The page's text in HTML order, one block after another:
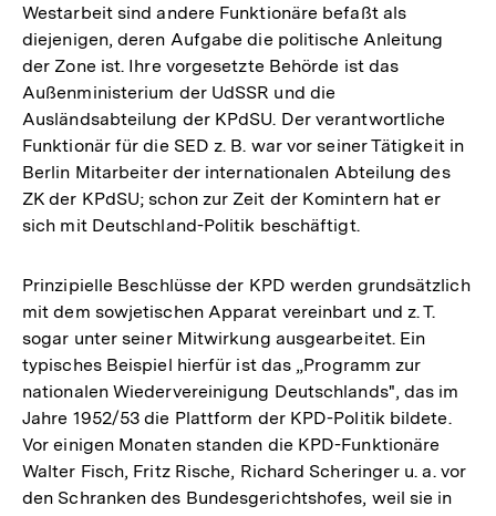
Westarbeit sind andere Funktionäre befaßt als
diejenigen, deren Aufgabe die politische Anleitung
der Zone ist. Ihre vorgesetzte Behörde ist das
Außenministerium der UdSSR und die
Ausländsabteilung der KPdSU. Der verantwortliche
Funktionär für die SED z. B. war vor seiner Tätigkeit in
Berlin Mitarbeiter der internationalen Abteilung des
ZK der KPdSU; schon zur Zeit der Komintern hat er
sich mit Deutschland-Politik beschäftigt.
Prinzipielle Beschlüsse der KPD werden grundsätzlich
mit dem sowjetischen Apparat vereinbart und z. T.
sogar unter seiner Mitwirkung ausgearbeitet. Ein
typisches Beispiel hierfür ist das „Programm zur
nationalen Wiedervereinigung Deutschlands", das im
Jahre 1952/53 die Plattform der KPD-Politik bildete.
Vor einigen Monaten standen die KPD-Funktionäre
Walter Fisch, Fritz Rische, Richard Scheringer u. a. vor
den Schranken des Bundesgerichtshofes, weil sie in